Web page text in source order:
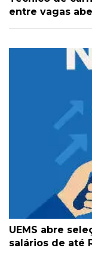
entre vagas
UEMS abre
salários de até